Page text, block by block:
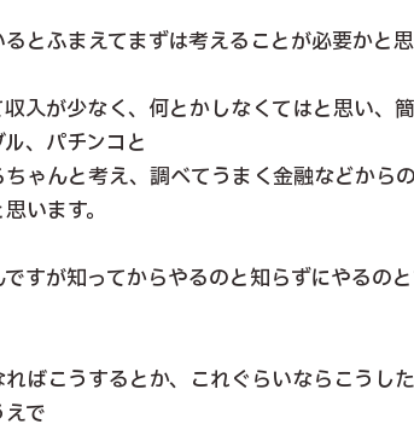
とふまえてまずは考えることが必要かと思
入が少なく、何とかしなくてはと思い、
、パチンコと
ゃんと考え、調べてうまく金融などから
います。
すが知ってからやるのと知らずにやるの
ばこうするとか、これぐらいならこうし
で